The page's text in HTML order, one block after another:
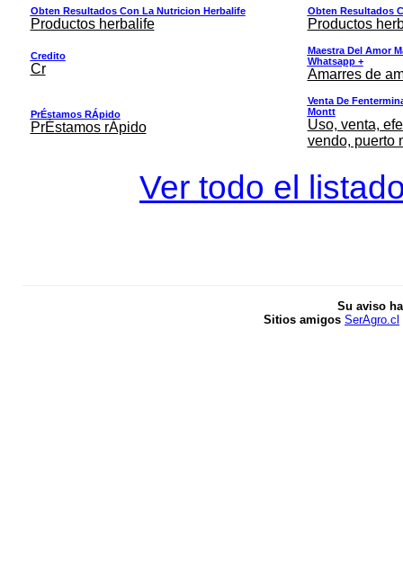
Obten Resultados Con La Nutricion Herbalife
Productos herbalife
Obten Resultados
Productos
Credito
Cr
Maestra Del Amor
Whatsapp +
Amarres de
PrÉstamos RÁpido
PrÉstamos rÁpido
Venta De
Montt
Uso, venta,
vendo, puerto
Ver todo el
Su aviso
Sitios amigos SerAgro.cl